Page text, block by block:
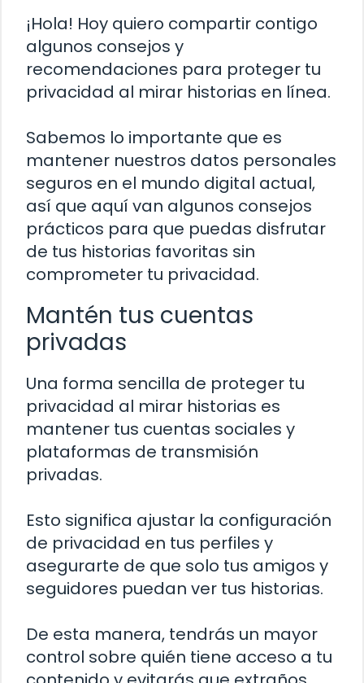
¡Hola! Hoy quiero compartir contigo
algunos consejos y
recomendaciones para proteger tu
privacidad al mirar historias en línea.
Sabemos lo importante que es
mantener nuestros datos personales
seguros en el mundo digital actual,
así que aquí van algunos consejos
prácticos para que puedas disfrutar
de tus historias favoritas sin
comprometer tu privacidad.
Mantén tus cuentas
privadas
Una forma sencilla de proteger tu
privacidad al mirar historias es
mantener tus cuentas sociales y
plataformas de transmisión
privadas.
Esto significa ajustar la configuración
de privacidad en tus perfiles y
asegurarte de que solo tus amigos y
seguidores puedan ver tus historias.
De esta manera, tendrás un mayor
control sobre quién tiene acceso a tu